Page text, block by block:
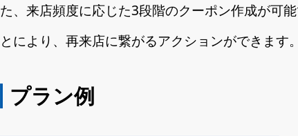
た、来店頻度に応じた3段階のクーポン作成が可
とにより、再来店に繋がるアクションができます。
プラン例